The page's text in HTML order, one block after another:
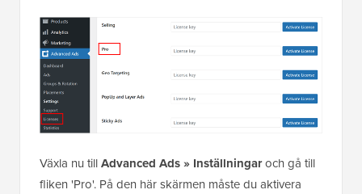
Växla nu tillAdvanced Ads » Inställningaroch gå till
fliken 'Pro'. På den här skärmen måste du aktivera